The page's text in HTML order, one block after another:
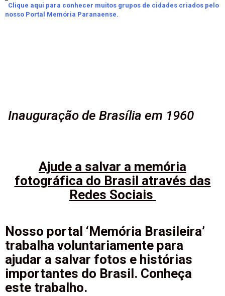
Clique aqui para conhecer muitos grupos de cidades criados pelo
nosso Portal Memória Paranaense.
Inauguração de Brasília em 1960
Ajude a salvar a memória
fotográfica do Brasil através das
Redes Sociais
Nosso portal ‘Memória Brasileira’
trabalha voluntariamente para
ajudar a salvar fotos e histórias
importantes do Brasil. Conheça
este trabalho.